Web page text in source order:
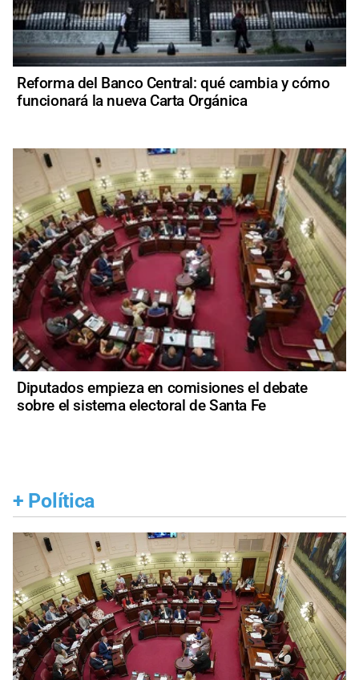
Reforma del Banco Central: qué cambia y cómo
funcionará la nueva Carta Orgánica
Diputados empieza en comisiones el debate
sobre el sistema electoral de Santa Fe
+ Política